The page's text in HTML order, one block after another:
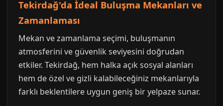
Tekirdağ'da İdeal Buluşma Mekanları ve
Zamanlaması
Mekan ve zamanlama seçimi, buluşmanın
atmosferini ve güvenlik seviyesini doğrudan
etkiler. Tekirdağ, hem halka açık sosyal alanları
hem de özel ve gizli kalabileceğiniz mekanlarıyla
farklı beklentilere uygun geniş bir yelpaze sunar.